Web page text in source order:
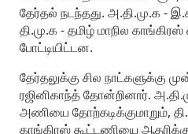
தேர்தல் நடந்தது. அ.தி.மு.க -
தி.மு.க - தமிழ் மாநில
போட்டியிட்டன.
தேர்தலுக்கு சில நாட்களுக்கு
ரஜினிகாந்த் தோன்றினார்.
அணியை தோற்கடிக்குமாறும்,
காங்கிரஸ் கூட்டணியை